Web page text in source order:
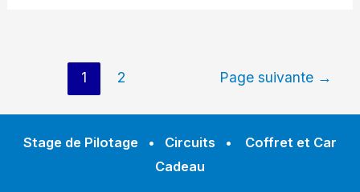
1 2 Page suivante →
Stage de Pilotage • Circuits • Coffret et Car
Cadeau